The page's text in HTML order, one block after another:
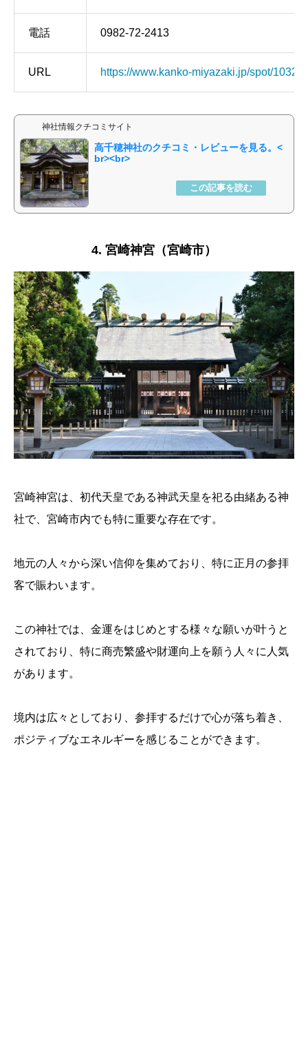
電話 0982-72-2413
URL https://www.kanko-miyazaki.jp/spot/1032
神社情報クチコミサイト
高千穂神社
4. 宮崎神宮（宮崎市）
宮崎神宮は、初代天皇である神武天皇を祀る由緒ある神
社で、宮崎市内でも特に重要な存在です。
地元の人々から深い信仰を集めており、特に正月の参拝
客で賑わいます。
この神社では、金運をはじめとする様々な願いが叶うと
されており、特に商売繁盛や財運向上を願う人々に人気
があります。
境内は広々としており、参拝するだけで心が落ち着き、
ポジティブなエネルギーを感じることができます。